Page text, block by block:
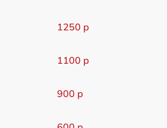
1250 р
1100 р
900 р